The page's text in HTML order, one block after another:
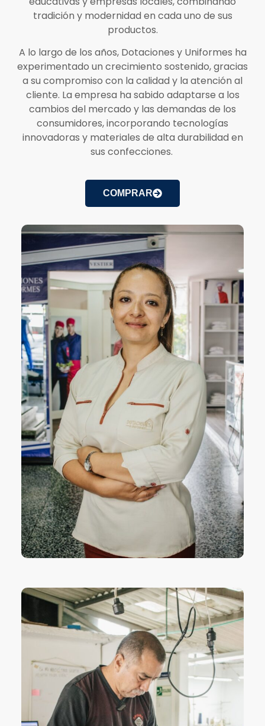
tradición y modernidad en cada uno de sus
productos.
A lo largo de los años, Dotaciones y Uniformes ha
experimentado un crecimiento sostenido, gracias
a su compromiso con la calidad y la atención al
cliente. La empresa ha sabido adaptarse a los
cambios del mercado y las demandas de los
consumidores, incorporando tecnologías
innovadoras y materiales de alta durabilidad en
sus confecciones.
COMPRAR